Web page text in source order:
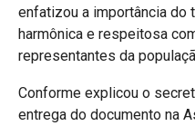
enfatizou a importância do
harmônica e respeitosa
representantes da
Conforme explicou o
entrega do documento na